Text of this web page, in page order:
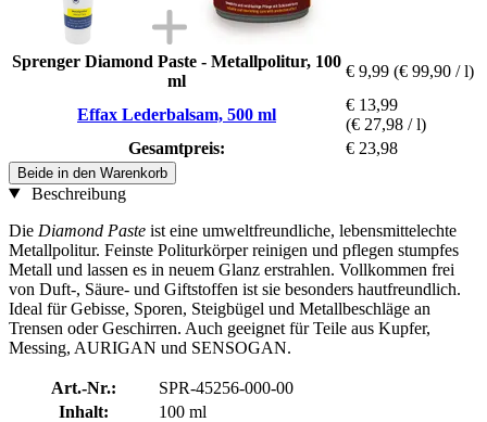
Sprenger Diamond Paste - Metallpolitur, 100
ml
€ 9,99 (€ 99,90 / l)
Effax Lederbalsam, 500 ml
€ 13,99
(€ 27,98 / l)
Gesamtpreis:
€ 23,98
Beide in den Warenkorb
Beschreibung
Die Diamond Paste ist eine umweltfreundliche, lebensmittelechte
Metallpolitur. Feinste Politurkörper reinigen und pflegen stumpfes
Metall und lassen es in neuem Glanz erstrahlen. Vollkommen frei
von Duft-, Säure- und Giftstoffen ist sie besonders hautfreundlich.
Ideal für Gebisse, Sporen, Steigbügel und Metallbeschläge an
Trensen oder Geschirren. Auch geeignet für Teile aus Kupfer,
Messing, AURIGAN und SENSOGAN.
Art.-Nr.:
SPR-45256-000-00
Inhalt:
100 ml